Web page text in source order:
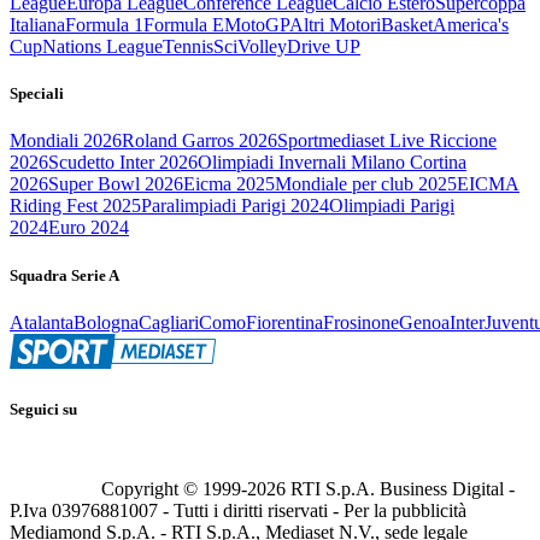
ItalianaFormula 1Formula EMotoGPAltri MotoriBasketAmerica's
CupNations LeagueTennisSciVolleyDrive UP
Speciali
Mondiali 2026Roland Garros 2026Sportmediaset Live Riccione
2026Scudetto Inter 2026Olimpiadi Invernali Milano Cortina
2026Super Bowl 2026Eicma 2025Mondiale per club 2025EICMA
Riding Fest 2025Paralimpiadi Parigi 2024Olimpiadi Parigi
2024Euro 2024
Squadra Serie A
AtalantaBolognaCagliariComoFiorentinaFrosinoneGenoaInter
Seguici su
Copyright © 1999-2026 RTI S.p.A. Business Digital -
P.Iva 03976881007 - Tutti i diritti riservati - Per la pubblicità
Mediamond S.p.A. - RTI S.p.A., Mediaset N.V., sede legale